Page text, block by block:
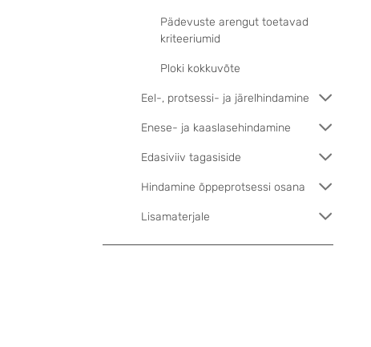
Pädevuste arengut toetavad
kriteeriumid
Ploki kokkuvõte
Eel-, protsessi- ja järelhindamine
Enese- ja kaaslasehindamine
Edasiviiv tagasiside
Hindamine õppeprotsessi osana
Lisamaterjale